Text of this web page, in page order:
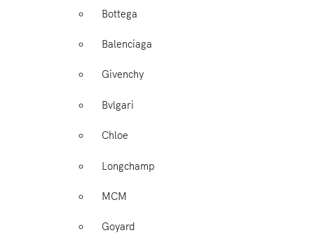
Bottega
Balenciaga
Givenchy
Bvlgari
Chloe
Longchamp
MCM
Goyard